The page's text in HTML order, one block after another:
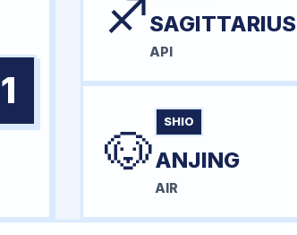
♐SAGITTARIUS
API
🐶 SHIO
ANJING
AIR